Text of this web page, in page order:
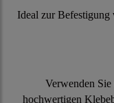
Ideal zur Befestigung
Verwenden
hochwertigen